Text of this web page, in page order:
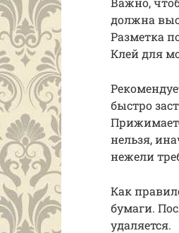
должна
Разметка
Клей для
быстро
нельзя,
нежели
Как
бумаги.
удаляется.